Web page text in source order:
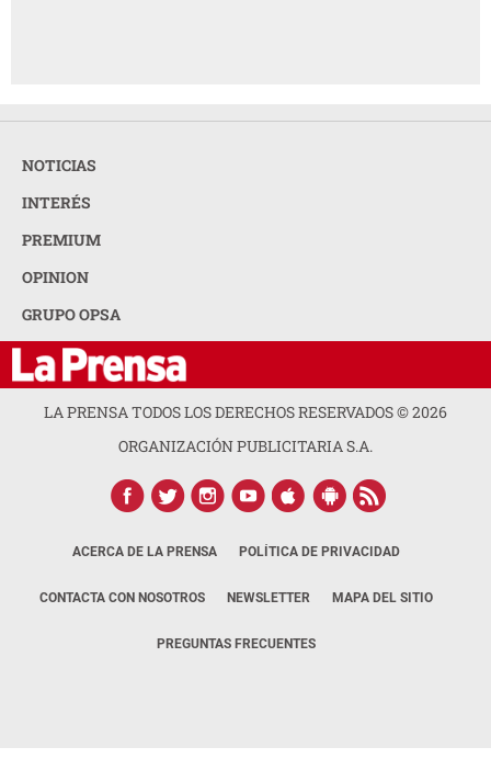
NOTICIAS
INTERÉS
PREMIUM
OPINION
GRUPO OPSA
LA PRENSA TODOS LOS DERECHOS RESERVADOS ©2026
ORGANIZACIÓN PUBLICITARIA S.A.
ACERCA DE LA PRENSA POLÍTICA DE PRIVACIDAD
CONTACTA CON NOSOTROS NEWSLETTER MAPA DEL SITIO
PREGUNTAS FRECUENTES